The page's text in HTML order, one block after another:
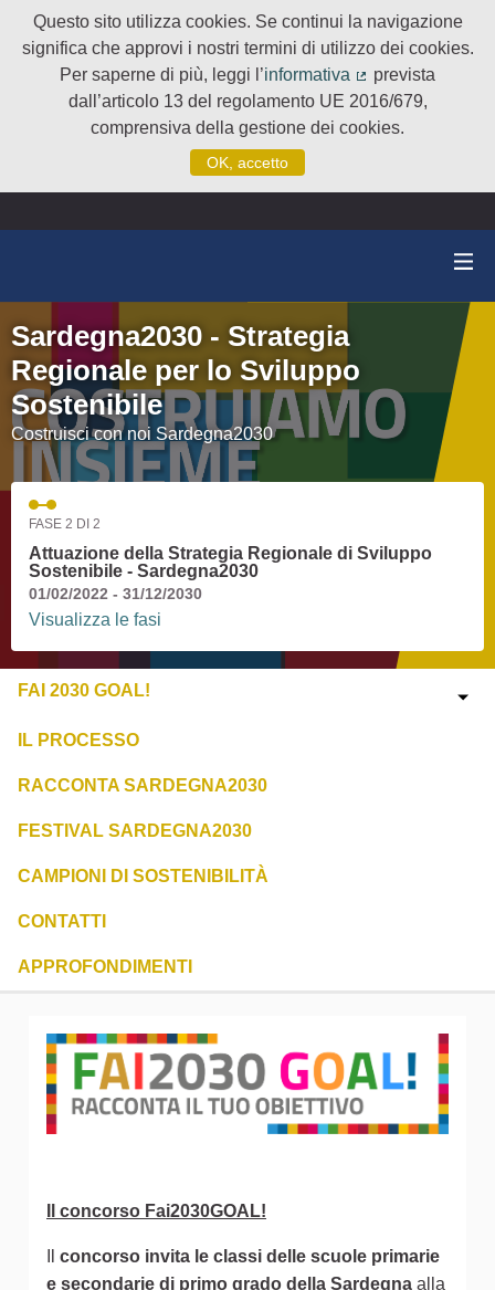
Questo sito utilizza cookies. Se continui la navigazione
significa che approvi i nostri termini di utilizzo dei cookies.
Per saperne di più, leggi l’informativa
(Collegamento
prevista
dall’articolo 13 del regolamento UE 2016/679,
comprensiva della gestione dei cookies.
OK, accetto
Sardegna2030 - Strategia
Regionale per lo Sviluppo
Sostenibile
Costruisci con noi Sardegna2030
FASE 2 DI 2
Attuazione della Strategia Regionale di Sviluppo
Sostenibile - Sardegna2030
01/02/2022 - 31/12/2030
Visualizza le fasi
FAI 2030 GOAL!
IL PROCESSO
RACCONTA SARDEGNA2030
FESTIVAL SARDEGNA2030
CAMPIONI DI SOSTENIBILITÀ
CONTATTI
APPROFONDIMENTI
Il concorso Fai2030GOAL!
concorso invita le classi delle scuole primarie
e secondarie di primo grado della Sardegna alla